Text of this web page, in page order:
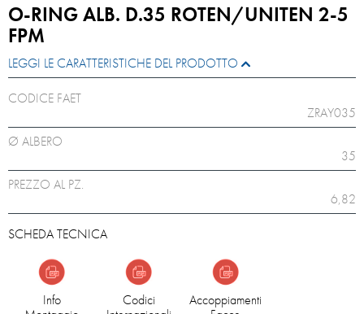
O-RING ALB. D.35 ROTEN/UNITEN 2-5
FPM
LEGGI LE CARATTERISTICHE DEL PRODOTTO
CODICE FAET
ZRAY035
Ø ALBERO
35
PREZZO AL PZ.
6,82
SCHEDA TECNICA
Info
Codici
Accoppiamenti